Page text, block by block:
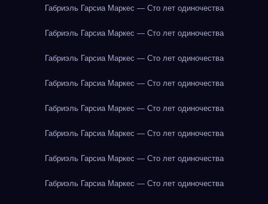
Габриэль Гарсиа Маркес — Сто лет одиночества
Габриэль Гарсиа Маркес — Сто лет одиночества
Габриэль Гарсиа Маркес — Сто лет одиночества
Габриэль Гарсиа Маркес — Сто лет одиночества
Габриэль Гарсиа Маркес — Сто лет одиночества
Габриэль Гарсиа Маркес — Сто лет одиночества
Габриэль Гарсиа Маркес — Сто лет одиночества
Габриэль Гарсиа Маркес — Сто лет одиночества